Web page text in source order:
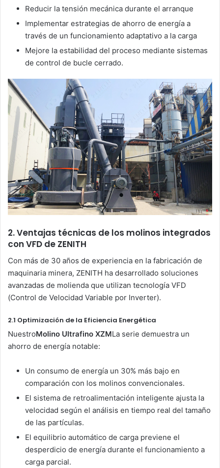
Reducir la tensión mecánica durante el arranque
Implementar estrategias de ahorro de energía a
través de un funcionamiento adaptativo a la carga
Mejore la estabilidad del proceso mediante sistemas
de control de bucle cerrado.
2. Ventajas técnicas de los molinos integrados
con VFD de ZENITH
Con más de 30 años de experiencia en la fabricación de
maquinaria minera, ZENITH ha desarrollado soluciones
avanzadas de molienda que utilizan tecnología VFD
(Control de Velocidad Variable por Inverter).
2.1 Optimización de la Eficiencia Energética
NuestroMolino Ultrafino XZMLa serie demuestra un
ahorro de energía notable:
Un consumo de energía un 30% más bajo en
comparación con los molinos convencionales.
El sistema de retroalimentación inteligente ajusta la
velocidad según el análisis en tiempo real del tamaño
de las partículas.
El equilibrio automático de carga previene el
desperdicio de energía durante el funcionamiento a
carga parcial.